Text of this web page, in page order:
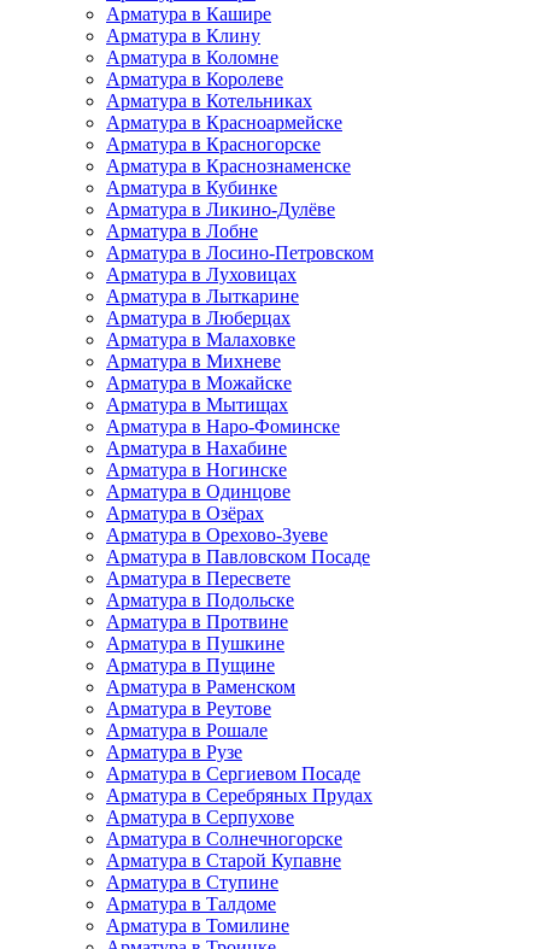
Арматура в Кашире
Арматура в Клину
Арматура в Коломне
Арматура в Королеве
Арматура в Котельниках
Арматура в Красноармейске
Арматура в Красногорске
Арматура в Краснознаменске
Арматура в Кубинке
Арматура в Ликино-Дулёве
Арматура в Лобне
Арматура в Лосино-Петровском
Арматура в Луховицах
Арматура в Лыткарине
Арматура в Люберцах
Арматура в Малаховке
Арматура в Михневе
Арматура в Можайске
Арматура в Мытищах
Арматура в Наро-Фоминске
Арматура в Нахабине
Арматура в Ногинске
Арматура в Одинцове
Арматура в Озёрах
Арматура в Орехово-Зуеве
Арматура в Павловском Посаде
Арматура в Пересвете
Арматура в Подольске
Арматура в Протвине
Арматура в Пушкине
Арматура в Пущине
Арматура в Раменском
Арматура в Реутове
Арматура в Рошале
Арматура в Рузе
Арматура в Сергиевом Посаде
Арматура в Серебряных Прудах
Арматура в Серпухове
Арматура в Солнечногорске
Арматура в Старой Купавне
Арматура в Ступине
Арматура в Талдоме
Арматура в Томилине